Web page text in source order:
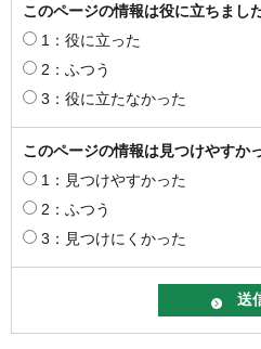
このページの情報は役に立ちまし
1：役に立った
2：ふつう
3：役に立たなかった
このページの情報は見つけやすか
1：見つけやすかった
2：ふつう
3：見つけにくかった